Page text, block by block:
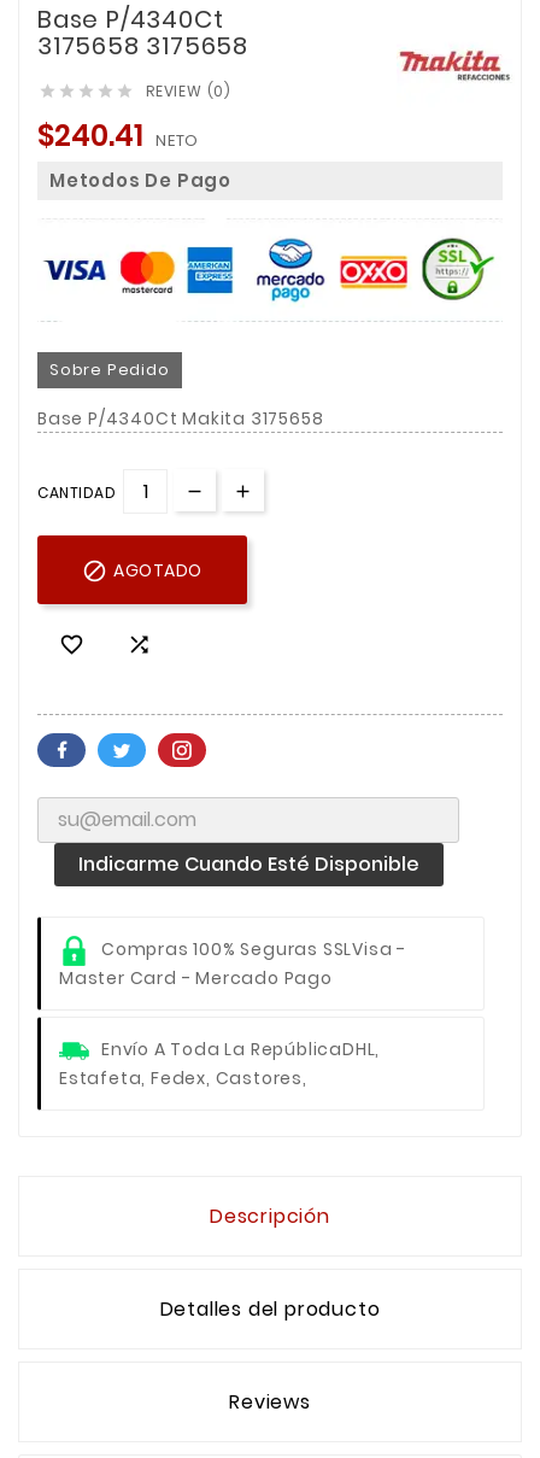
Base P/4340Ct
3175658 3175658
     REVIEW (0)
$240.41 NETO
Metodos De Pago
Sobre Pedido
Base P/4340Ct Makita 3175658
CANTIDAD
 AGOTADO
 
Indicarme Cuando Esté Disponible
Compras 100% Seguras SSLVisa -
Master Card - Mercado Pago
Envío A Toda La RepúblicaDHL,
Estafeta, Fedex, Castores,
Descripción
Detalles del producto
Reviews